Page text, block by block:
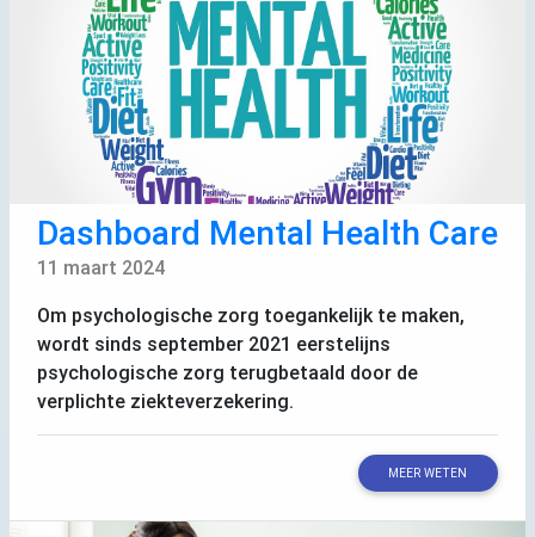
Dashboard Mental Health Care
11 maart 2024
Om psychologische zorg toegankelijk te maken,
wordt sinds september 2021 eerstelijns
psychologische zorg terugbetaald door de
verplichte ziekteverzekering.
MEER WETEN